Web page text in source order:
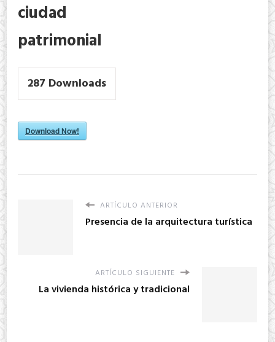
ciudad
patrimonial
287 Downloads
Download Now!
ARTÍCULO ANTERIOR
Presencia de la arquitectura turística
ARTÍCULO SIGUIENTE
La vivienda histórica y tradicional